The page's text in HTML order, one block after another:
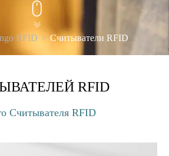
RFID Считыватели RFID


RFID
Считывателя RFID